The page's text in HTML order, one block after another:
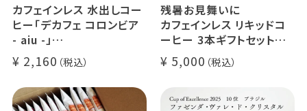
カフェインレス 水出しコー
ヒー「デカフェ コロンビア
- aiu -」
24g×6個（約12杯分）
マウンテンウォータープロ
セス カフェインレスコーヒ
ー豆100%使用 メール便
2,160
残暑お見舞いに
カフェインレス リキッドコ
ーヒー 3本ギフトセット
クラッシュド デカフェ ゼリ
ー 1本
デカフェ オレベース【無
糖】1本
5,000